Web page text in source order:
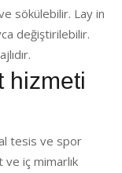
sökülebilir. Lay in
değiştirilebilir.
hizmeti
tesis ve spor
iç mimarlık